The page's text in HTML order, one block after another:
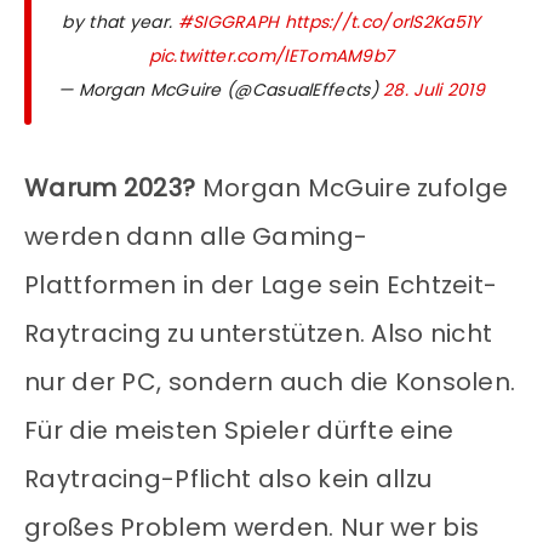
by that year. #SIGGRAPH https://t.co/orlS2Ka51Y
pic.twitter.com/lETomAM9b7
— Morgan McGuire (@CasualEffects)28. Juli 2019
Warum 2023? Morgan McGuire zufolge
werden dann alle Gaming-
Plattformen in der Lage sein Echtzeit-
Raytracing zu unterstützen. Also nicht
nur der PC, sondern auch die Konsolen.
Für die meisten Spieler dürfte eine
Raytracing-Pflicht also kein allzu
großes Problem werden. Nur wer bis